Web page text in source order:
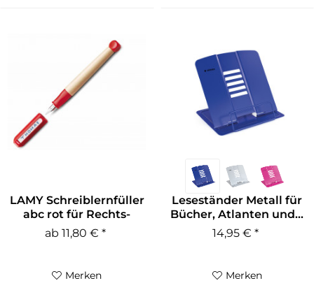
LAMY Schreiblernfüller
abc rot für Rechts-
und...
ab 11,80 € *
Merken
Leseständer Metall für
Bücher, Atlanten und...
14,95 € *
Merken